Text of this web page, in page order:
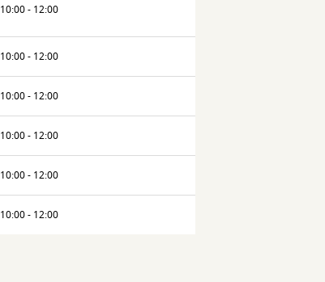
10:00 - 12:00
10:00 - 12:00
10:00 - 12:00
10:00 - 12:00
10:00 - 12:00
10:00 - 12:00